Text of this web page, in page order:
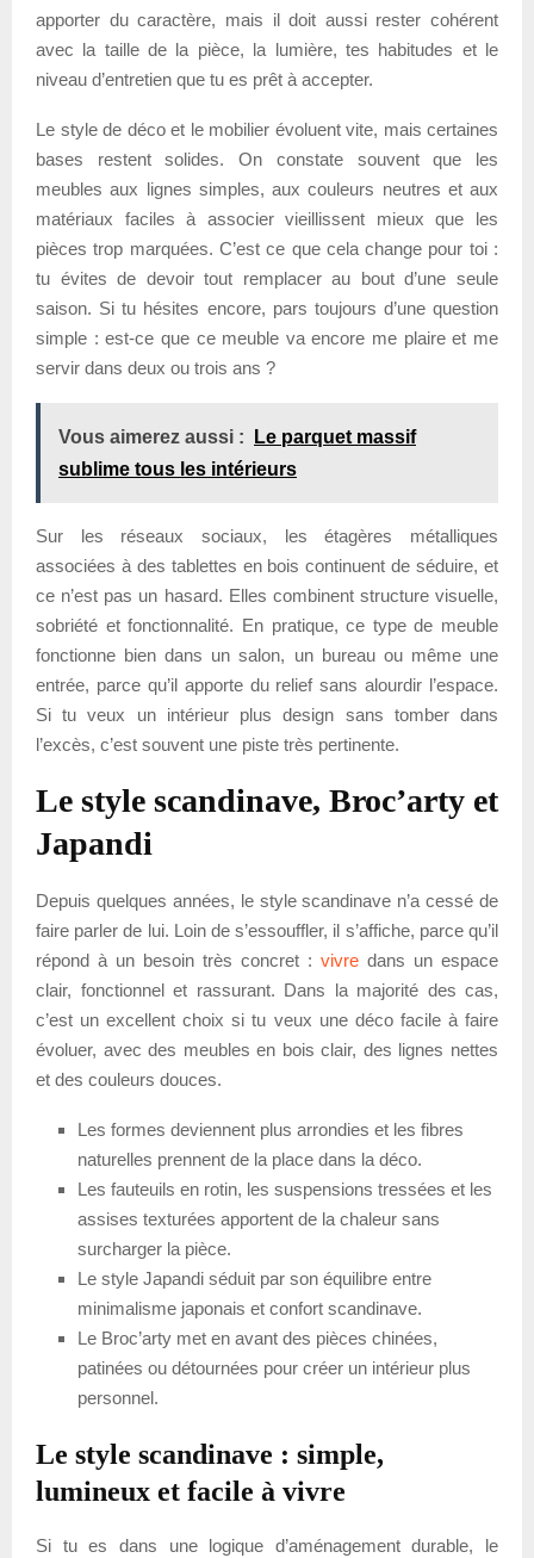
apporter du caractère, mais il doit aussi rester cohérent
avec la taille de la pièce, la lumière, tes habitudes et le
niveau d’entretien que tu es prêt à accepter.
Le style de déco et le mobilier évoluent vite, mais certaines
bases restent solides. On constate souvent que les
meubles aux lignes simples, aux couleurs neutres et aux
matériaux faciles à associer vieillissent mieux que les
pièces trop marquées. C’est ce que cela change pour toi :
tu évites de devoir tout remplacer au bout d’une seule
saison. Si tu hésites encore, pars toujours d’une question
simple : est-ce que ce meuble va encore me plaire et me
servir dans deux ou trois ans ?
Vous aimerez aussi :
Le parquet massif
sublime tous les intérieurs
Sur les réseaux sociaux, les étagères métalliques
associées à des tablettes en bois continuent de séduire, et
ce n’est pas un hasard. Elles combinent structure visuelle,
sobriété et fonctionnalité. En pratique, ce type de meuble
fonctionne bien dans un salon, un bureau ou même une
entrée, parce qu’il apporte du relief sans alourdir l’espace.
Si tu veux un intérieur plus design sans tomber dans
l’excès, c’est souvent une piste très pertinente.
Le style scandinave, Broc’arty et
Japandi
Depuis quelques années, le style scandinave n’a cessé de
faire parler de lui. Loin de s’essouffler, il s’affiche, parce qu’il
répond à un besoin très concret : vivre dans un espace
clair, fonctionnel et rassurant. Dans la majorité des cas,
c’est un excellent choix si tu veux une déco facile à faire
évoluer, avec des meubles en bois clair, des lignes nettes
et des couleurs douces.
Les formes deviennent plus arrondies et les fibres
naturelles prennent de la place dans la déco.
Les fauteuils en rotin, les suspensions tressées et les
assises texturées apportent de la chaleur sans
surcharger la pièce.
Le style Japandi séduit par son équilibre entre
minimalisme japonais et confort scandinave.
Le Broc’arty met en avant des pièces chinées,
patinées ou détournées pour créer un intérieur plus
personnel.
Le style scandinave : simple,
lumineux et facile à vivre
Si tu es dans une logique d’aménagement durable, le